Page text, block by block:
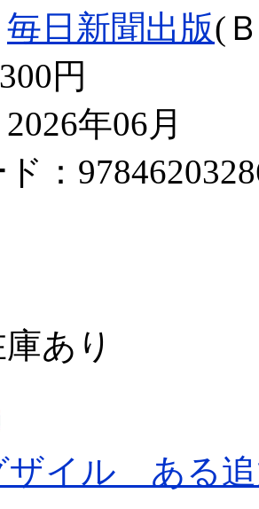
毎日新聞出版(
円
年06月
：
あり
ザイル ある